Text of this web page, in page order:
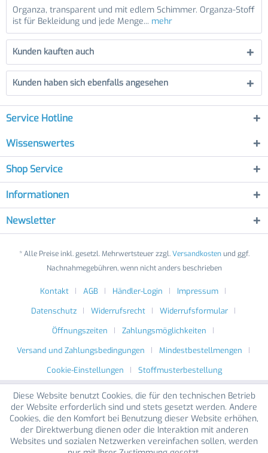
Organza, transparent und mit edlem Schimmer. Organza-Stoff
ist für Bekleidung und jede Menge... mehr
Kunden kauften auch
Kunden haben sich ebenfalls angesehen
Service Hotline
Wissenswertes
Shop Service
Informationen
Newsletter
* Alle Preise inkl. gesetzl. Mehrwertsteuer zzgl.Versandkostenund ggf.
Nachnahmegebühren, wenn nicht anders beschrieben
Kontakt AGB Händler-Login
Impressum
Datenschutz
Widerrufsrecht
Widerrufsformular
Öffnungszeiten
Zahlungsmöglichkeiten
Versand und Zahlungsbedingungen
Mindestbestellmengen
Cookie-Einstellungen
Stoffmusterbestellung
Diese Website benutzt Cookies, die für den technischen Betrieb
der Website erforderlich sind und stets gesetzt werden. Andere
Cookies, die den Komfort bei Benutzung dieser Website erhöhen,
der Direktwerbung dienen oder die Interaktion mit anderen
Websites und sozialen Netzwerken vereinfachen sollen, werden